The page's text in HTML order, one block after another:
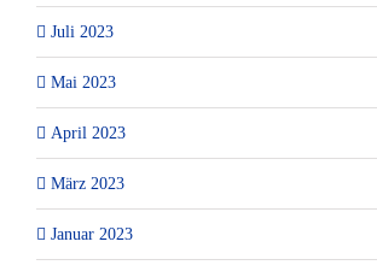
Juli 2023
Mai 2023
April 2023
März 2023
Januar 2023